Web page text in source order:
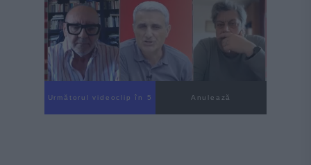
Următorul videoclip în 4 Anulează